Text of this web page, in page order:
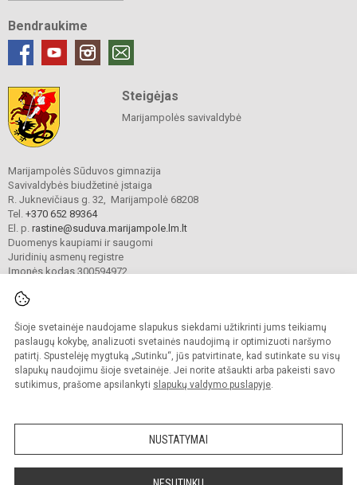
Šioje svetainėje naudojame slapukus siekdami užtikrinti jums teikiamų
paslaugų kokybę, analizuoti svetainės naudojimą ir optimizuoti naršymo
patirtį. Spustelėję mygtuką „Sutinku“, jūs patvirtinate, kad sutinkate su visų
slapukų naudojimu šioje svetainėje. Jei norite atšaukti arba pakeisti savo
sutikimus, prašome apsilankyti slapukų valdymo puslapyje.
NUSTATYMAI
Bendraukime
Steigėjas
Marijampolės savivaldybė
Marijampolės Sūduvos gimnazija
Savivaldybės biudžetinė įstaiga
R. Juknevičiaus g. 32, Marijampolė 68208
Tel. +370 652 89364
El. p. rastine@suduva.marijampole.lm.lt
Duomenys kaupiami ir saugomi
Juridinių asmenų registre
Įmonės kodas 300594972
© 2024. Marijampolės Sūduvos gimnazija. Visos teisės saugomos.
Kopijuoti turinį be raštiško įstaigos administracijos sutikimo griežtai draudžiama.
Prieinamumo paraiška Slapukų valdymas
Sumanus būdas atnaujinti